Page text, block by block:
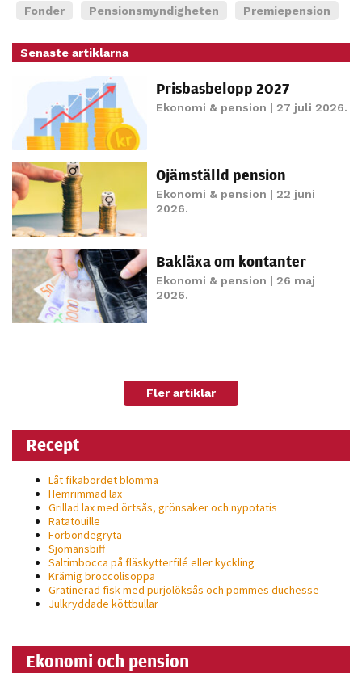
Fonder Pensionsmyndigheten Premiepension
Senaste artiklarna
Prisbasbelopp 2027
Ekonomi & pension | 27 juli 2026.
Ojämställd pension
Ekonomi & pension | 22 juni
2026.
Bakläxa om kontanter
Ekonomi & pension | 26 maj
2026.
Fler artiklar
Recept
Låt fikabordet blomma
Hemrimmad lax
Grillad lax med örtsås, grönsaker och nypotatis
Ratatouille
Forbondegryta
Sjömansbiff
Saltimbocca på fläsk­ytterfilé eller kyckling
Krämig broccolisoppa
Gratinerad fisk med purjolöksås och pommes duchesse
Julkryddade köttbullar
Ekonomi och pension
hemsida ska
bra som
möjligt under
ditt besök.
Om du nekar
kommer viss
funktionalitet
att försvinna
beteende när du
surfar ökar du